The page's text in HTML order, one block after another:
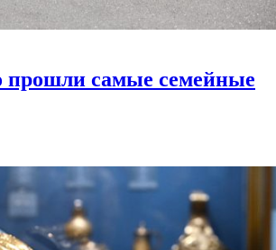
прошли самые семейные